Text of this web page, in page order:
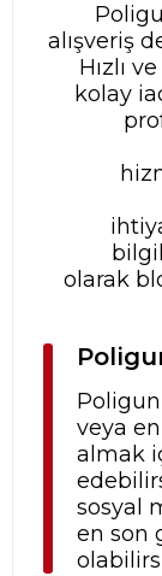
alışveriş
Hızlı
kolay
olarak
veya
almak
sosyal
en son